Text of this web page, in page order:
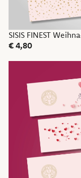
SISIS FINEST
€4,80